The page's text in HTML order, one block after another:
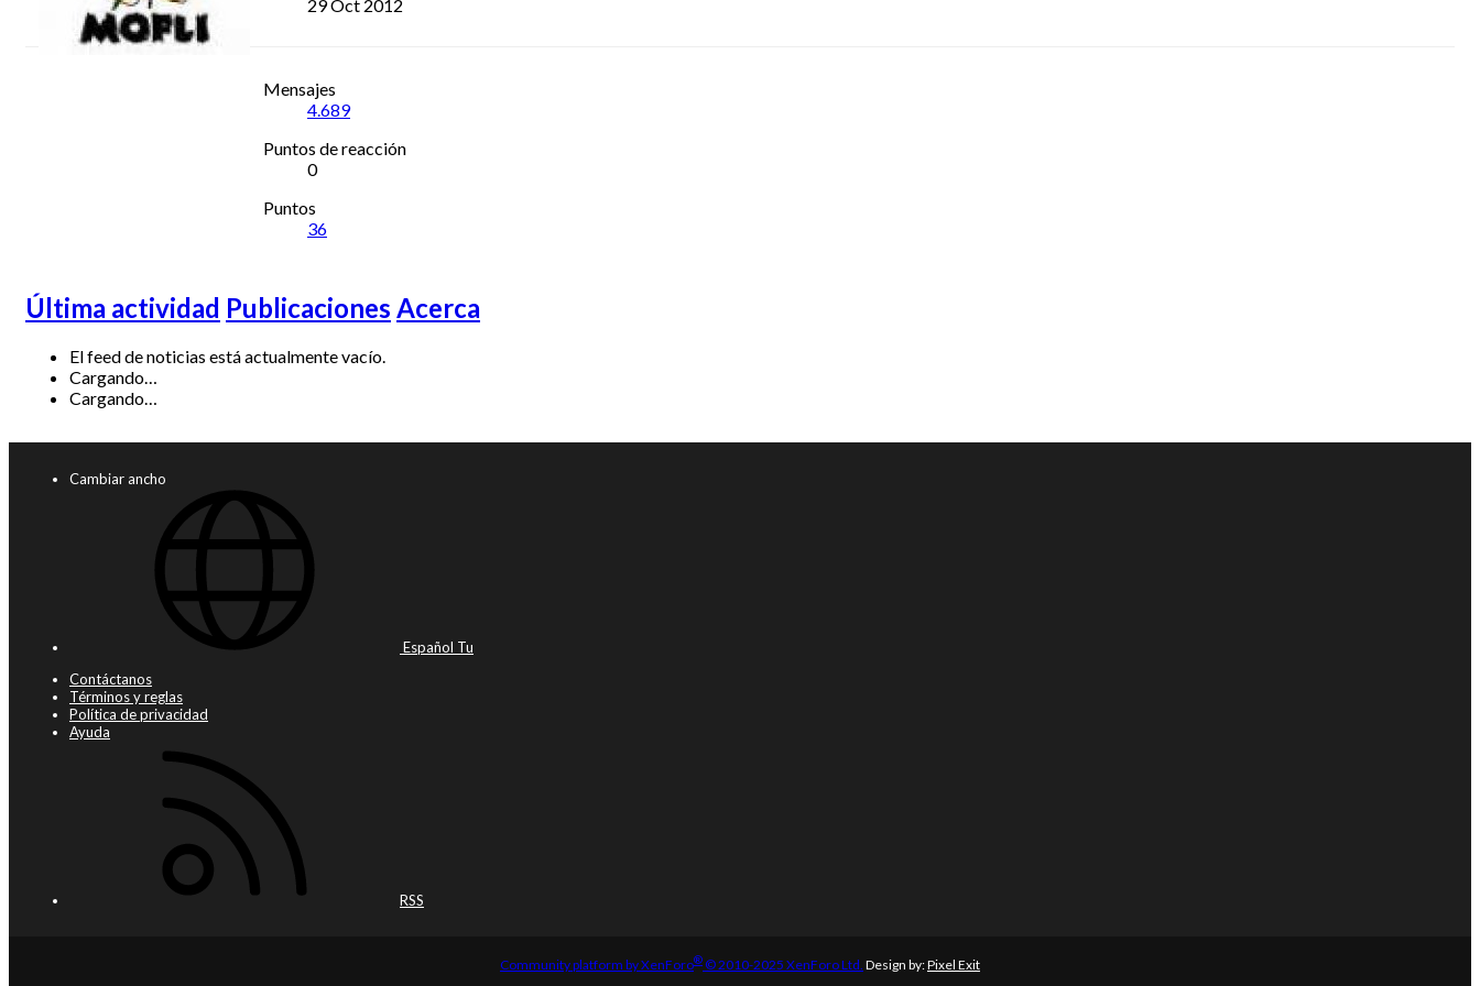
29 Oct 2012
Mensajes
4.689
Puntos de reacción
0
Puntos
36
Última actividad Publicaciones Acerca
El feed de noticias está actualmente vacío.
Cargando…
Cargando…
Cambiar ancho
Español Tu
Contáctanos
Términos y reglas
Política de privacidad
Ayuda
RSS
Community platform by XenForo®© 2010-2025 XenForo Ltd. Design by:Pixel Exit